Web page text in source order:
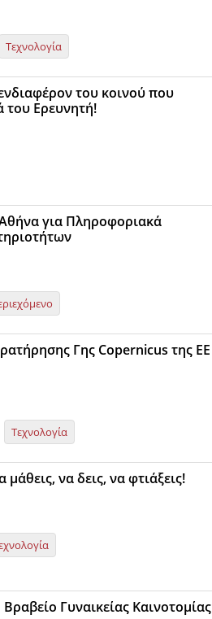
Τεχνολογία
του κοινού που
του Ερευνητή!
για Πληροφοριακά
Γης Copernicus της ΕΕ
Τεχνολογία
να δεις, να φτιάξεις!
Γυναικείας Καινοτομίας